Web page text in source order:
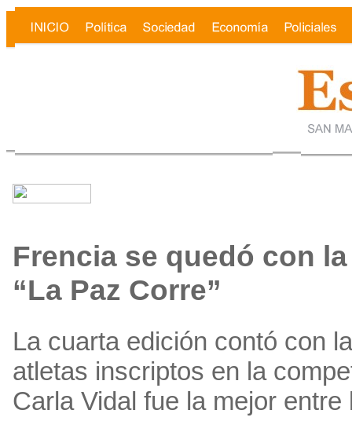
Frencia se quedó con
“La Paz Corre”
La cuarta edición contó con
atletas inscriptos en la
Carla Vidal fue la mejor entre